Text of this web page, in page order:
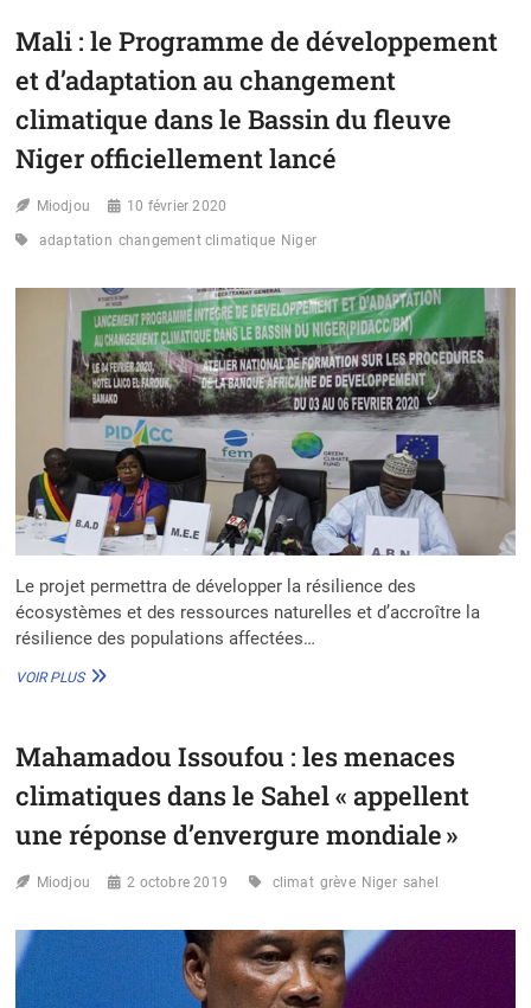
100.000
ENCOURENT
LE
RISQUE
D’INACCESSIBILITÉ
À
POTABLE
Mali : le Programme de développement
et d’adaptation au changement
climatique dans le Bassin du fleuve
Niger officiellement lancé
Miodjou 10 février 2020
adaptation changement climatique Niger
Le projet permettra de développer la résilience des
écosystèmes et des ressources naturelles et d’accroître la
résilience des populations affectées…
VOIR PLUSMALI
DE
ET
D’ADAPTATION
AU
CLIMATIQUE
LE
BASSIN
FLEUVE
Mahamadou Issoufou : les menaces
climatiques dans le Sahel « appellent
une réponse d’envergure mondiale »
Miodjou 2 octobre 2019 climat grève Niger sahel